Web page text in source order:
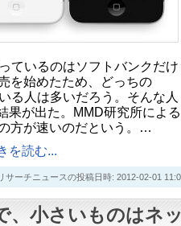
ているのはソフトバンクだけ
を始めたため、どっちの
る人は多いだろう。そんな人
果が出た。MMD研究所による
方が速いのだという。…
を読む...
ーチニュースの投稿日時: 2012-02-01
、小さいものはネ